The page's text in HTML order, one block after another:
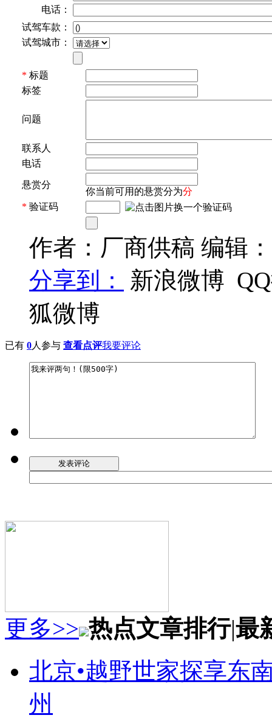
电话：
试驾车款：
试驾城市：
* 标题
标签
问题
联系人
电话
悬赏分
你当前可用的悬赏分为分
* 验证码
作者：厂商供稿 编辑
分享到：
新浪微博
狐微博
已有 0人参与 查看点评我要评论
更多>> 热点文章排行|最
北京•越野世家探享东
州